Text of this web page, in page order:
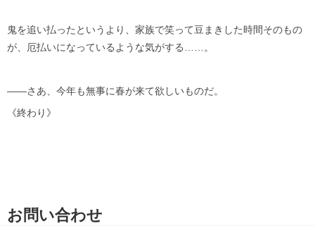
鬼を追い払ったというより、家族で笑って豆まきした時間そのもの
が、厄払いになっているような気がする……。
——さあ、今年も無事に春が来て欲しいものだ。
《終わり》
お問い合わせ